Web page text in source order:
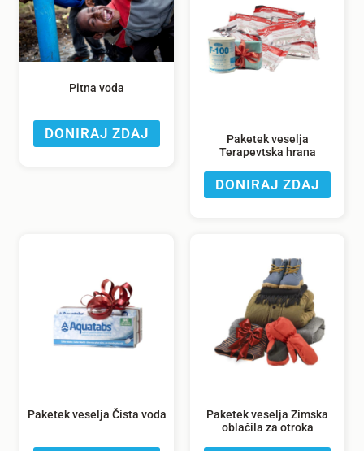
Pitna voda
DONIRAJ ZDAJ
Paketek veselja
Terapevtska hrana
DONIRAJ ZDAJ
Paketek veselja Čista voda
Paketek veselja Zimska
oblačila za otroka